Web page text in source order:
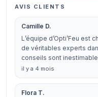
AVIS CLIENTS
Camille D.
L’équipe d’Opti’Feu est
de véritables experts
conseils sont
il y a 4 mois
Flora T.